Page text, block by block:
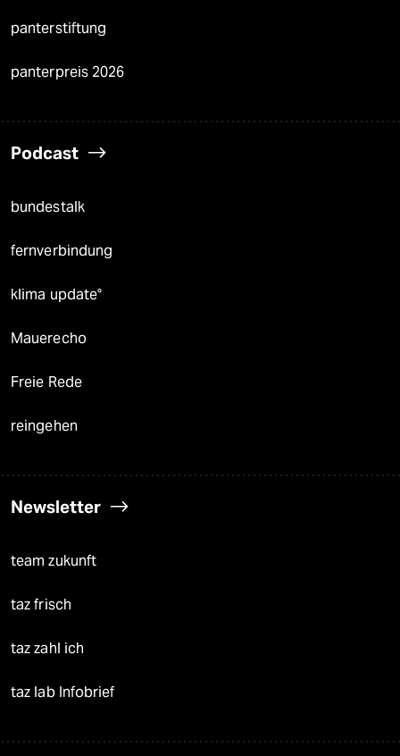
panterstiftung
panterpreis 2026
Podcast
bundestalk
fernverbindung
klima update°
Mauerecho
Freie Rede
reingehen
Newsletter
team zukunft
taz frisch
taz zahl ich
taz lab Infobrief